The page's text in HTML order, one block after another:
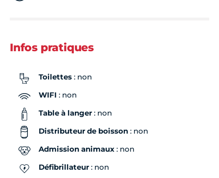
Infos pratiques
Toilettes : non
WIFI : non
Table à langer: non
Distributeur de boisson : non
Admission animaux : non
Défibrillateur: non